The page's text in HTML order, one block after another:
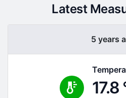
Latest
5 years
17.8